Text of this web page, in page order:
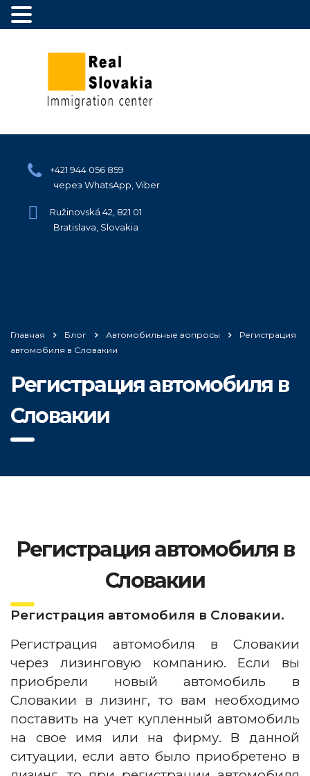
+421 944 056 859
через WhatsApp, Viber
Ružinovská 42, 821 01
Bratislava, Slovakia
Главная Блог Автомобильные вопросы
Регистрация
автомобиля в Словакии
Регистрация автомобиля в
Словакии
Регистрация автомобиля в
Словакии
Регистрация автомобиля в Словакии.
Регистрация автомобиля в Словакии
через лизинговую компанию.
Если вы
приобрели новый автомобиль в
Словакии в лизинг, то вам необходимо
поставить на учет купленный автомобиль
на свое имя или на фирму. В данной
ситуации, если авто было приобретено в